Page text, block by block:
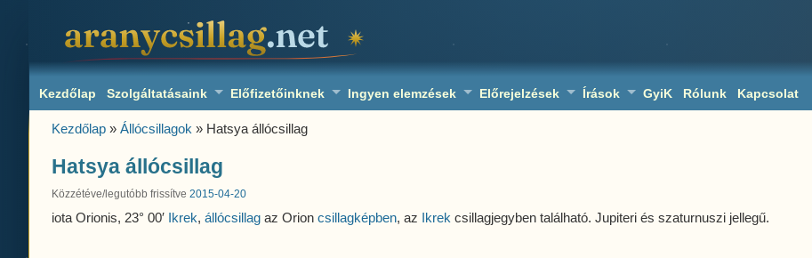
Kezdőlap Szolgáltatásaink Előfizetőinknek Ingyen elemzések Előrejelzések Írások GyiK Rólunk Kapcsolat
Kezdőlap » Állócsillagok » Hatsya állócsillag
Hatsya állócsillag
Közzétéve/legutóbb frissítve 2015-04-20
iota Orionis, 23° 00′ Ikrek, állócsillag az Orion csillagképben, az Ikrek csillagjegyben található. Jupiteri és szaturnuszi jellegű.